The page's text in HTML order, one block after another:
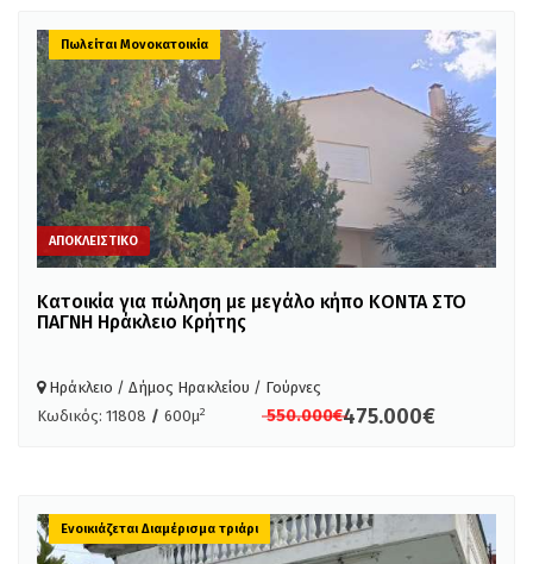
Πωλείται Μονοκατοικία
ΑΠΟΚΛΕΙΣΤΙΚΟ
Kατοικία για πώληση με μεγάλο κήπο ΚΟΝΤΑ ΣΤΟ
ΠΑΓΝΗ Ηράκλειο Κρήτης
Ηράκλειο / Δήμος Ηρακλείου / Γούρνες
Κωδικός: 11808 / 600μ2 550.000€475.000€
Ενοικιάζεται Διαμέρισμα τριάρι